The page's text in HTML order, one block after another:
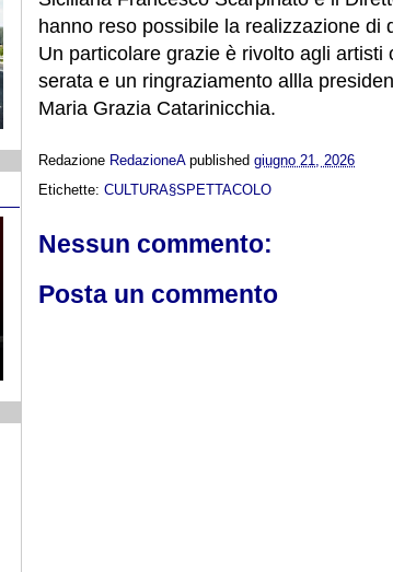
hanno reso possibile la realizzazione di
Un particolare grazie è rivolto agli
serata e un ringraziamento allla
Maria Grazia Catarinicchia.
Redazione RedazioneA published giugno 21, 2026
Etichette: CULTURA§SPETTACOLO
Nessun commento:
Posta un commento